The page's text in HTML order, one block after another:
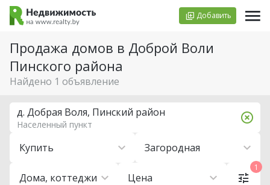
Добавить
Продажа домов в Доброй Воли
Пинского района
Найдено 1 объявление
Купить Загородная
Дома, коттеджи Цена
д. Добрая Воля, Пинский район
Населенный пункт
1